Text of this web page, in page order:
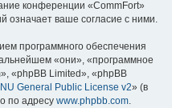
конференции «CommFort»
означает ваше согласие с ними.
программного обеспечения
«они», «программное
«phpBB Limited», «phpBB
General Public License v2» (в
по адресу www.phpbb.com.